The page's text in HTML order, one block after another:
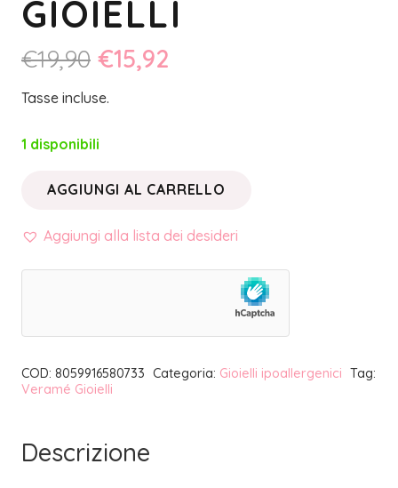
GIOIELLI
€19,90 Il
originale
era:
€19,90.
€15,92
Tasse incluse.
1 disponibili
EDITION
ORECCHINI
ORO
GIOIELLI
AGGIUNGI AL CARRELLO
Aggiungi alla lista dei desideri
COD: 8059916580733 Categoria: Gioielli ipoallergenici Tag:
Veramé Gioielli
Descrizione